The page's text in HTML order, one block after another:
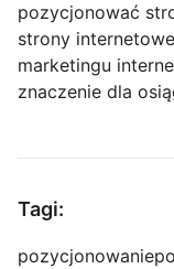
pozycjonować
strony
marketingu
znaczenie dla
Tagi:
pozycjonowanie